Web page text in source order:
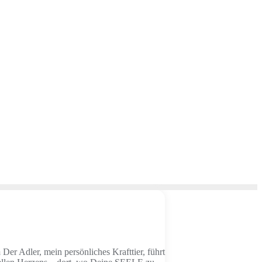
Adler, mein persönliches Krafttier, führt